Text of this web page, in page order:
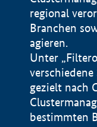
regional
Branchen
agieren.
Unter
gezielt nach
bestimmten
Impressum
Datenschutzerklärung
BMWE, 2026 ©
100 km © Geobasis-